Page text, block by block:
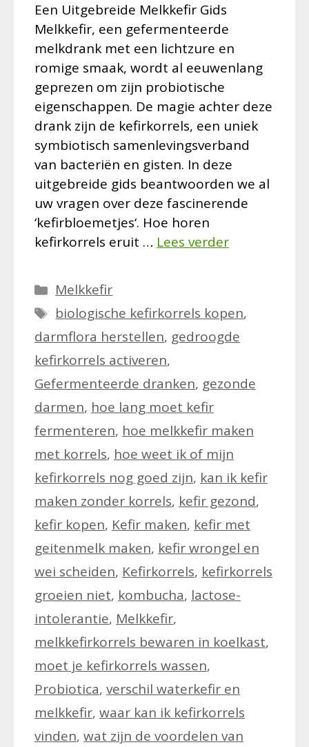
Een Uitgebreide Melkkefir Gids
Melkkefir, een gefermenteerde
melkdrank met een lichtzure en
romige smaak, wordt al eeuwenlang
geprezen om zijn probiotische
eigenschappen. De magie achter deze
drank zijn de kefirkorrels, een uniek
symbiotisch samenlevingsverband
van bacteriën en gisten. In deze
uitgebreide gids beantwoorden we al
uw vragen over deze fascinerende
‘kefirbloemetjes‘. Hoe horen
kefirkorrels eruit … Lees verder
Categorieën
Melkkefir
Tags
biologische kefirkorrels kopen,
darmflora herstellen, gedroogde
kefirkorrels activeren,
Gefermenteerde dranken, gezonde
darmen, hoe lang moet kefir
fermenteren, hoe melkkefir maken
met korrels, hoe weet ik of mijn
kefirkorrels nog goed zijn, kan ik kefir
maken zonder korrels, kefir gezond,
kefir kopen, Kefir maken, kefir met
geitenmelk maken, kefir wrongel en
wei scheiden, Kefirkorrels, kefirkorrels
groeien niet, kombucha, lactose-
intolerantie, Melkkefir,
melkkefirkorrels bewaren in koelkast,
moet je kefirkorrels wassen,
Probiotica, verschil waterkefir en
melkkefir, waar kan ik kefirkorrels
vinden, wat zijn de voordelen van